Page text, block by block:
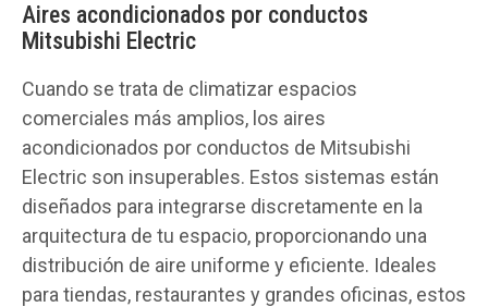
Aires acondicionados por conductos
Mitsubishi Electric
Cuando se trata de climatizar espacios
comerciales más amplios, los aires
acondicionados por conductos de Mitsubishi
Electric son insuperables. Estos sistemas están
diseñados para integrarse discretamente en la
arquitectura de tu espacio, proporcionando una
distribución de aire uniforme y eficiente. Ideales
para tiendas, restaurantes y grandes oficinas, estos